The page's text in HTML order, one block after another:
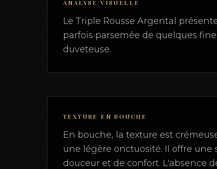
ANALYSE VISUELLE
Le Triple Rousse Argental
parfois parsemée de quelques
duveteuse.
TEXTURE EN BOUCHE
En bouche, la texture est
une légère onctuosité. Il offre une
douceur et de confort. L'absence